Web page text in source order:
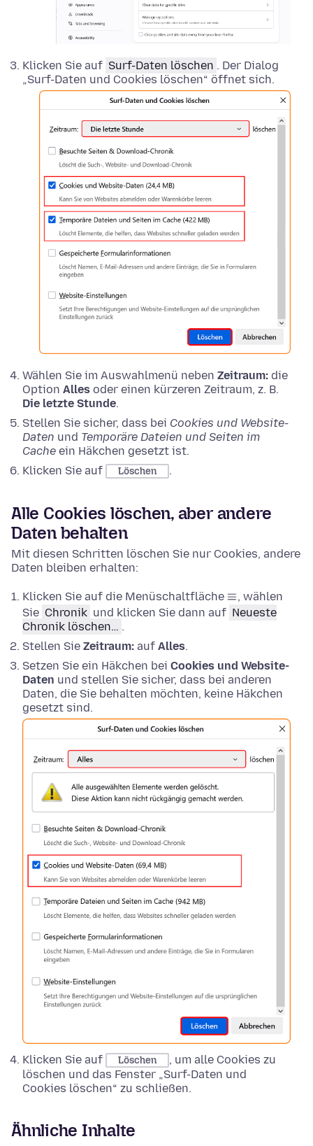
Klicken Sie auf Surf-Daten löschen . Der Dialog
„Surf-Daten und Cookies löschen“ öffnet sich.
Wählen Sie im Auswahlmenü neben Zeitraum: die
Option Alles oder einen kürzeren Zeitraum, z. B.
Die letzte Stunde.
Stellen Sie sicher, dass bei Cookies und Website-
Daten und Temporäre Dateien und Seiten im
Cache ein Häkchen gesetzt ist.
Klicken Sie auf
Löschen .
Alle Cookies löschen, aber andere
Daten behalten
Mit diesen Schritten löschen Sie nur Cookies, andere
Daten bleiben erhalten:
Klicken Sie auf die Menüschaltfläche
, wählen
Sie Chronik und klicken Sie dann auf Neueste
Chronik löschen… .
Stellen Sie Zeitraum: auf Alles.
Setzen Sie ein Häkchen bei Cookies und Website-
Daten und stellen Sie sicher, dass bei anderen
Daten, die Sie behalten möchten, keine Häkchen
gesetzt sind.
Klicken Sie auf Löschen
, um alle Cookies zu
löschen und das Fenster „Surf-Daten und
Cookies löschen“ zu schließen.
Ähnliche Inhalte